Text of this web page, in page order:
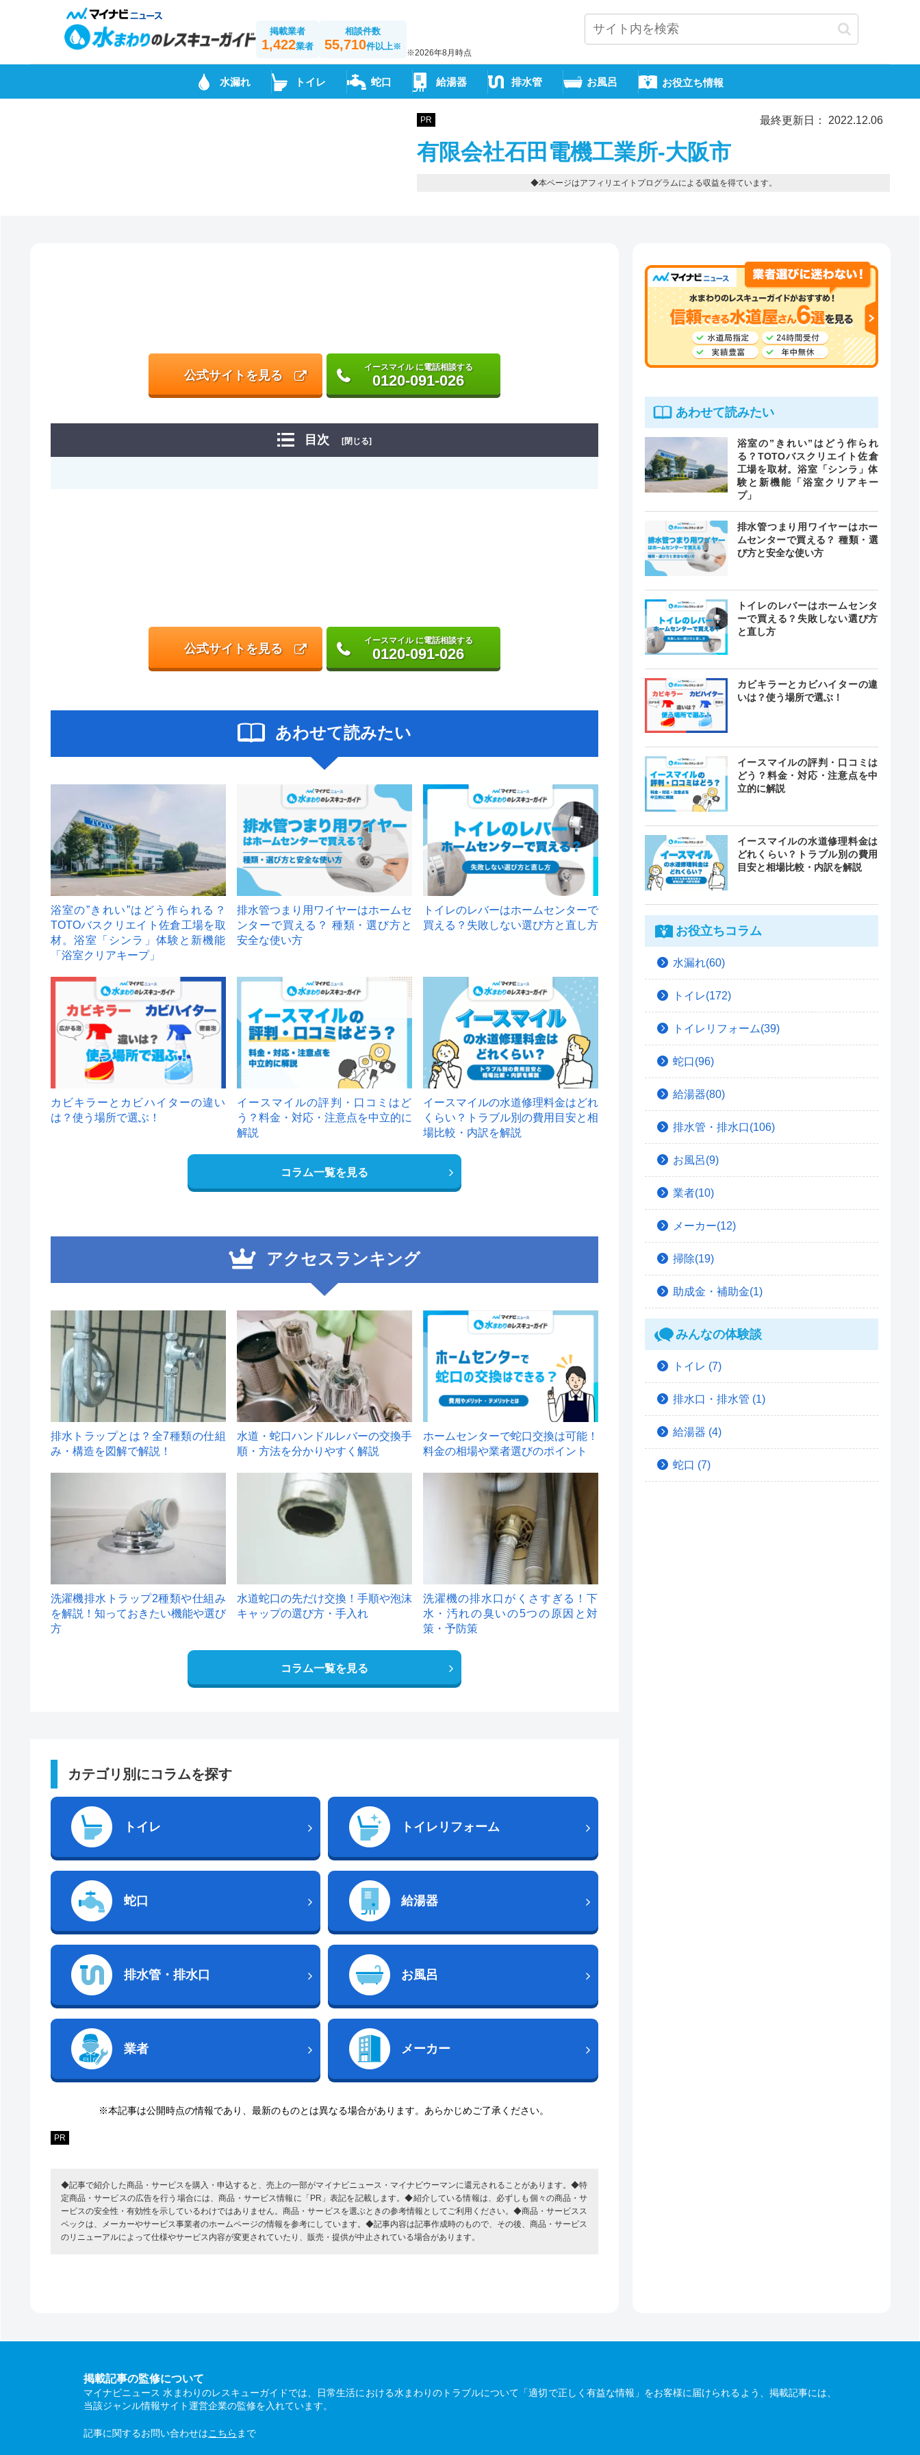
掲載業者
1,422業者
相談件数
55,710件以上※
※2026年8月時点
水漏れ トイレ 蛇口 給湯器 排水管 お風呂 お役立ち情報
PR 最終更新日： 2022.12.06
有限会社石田電機工業所-大阪市
◆本ページはアフィリエイトプログラムによる収益を得ています。
公式サイトを見る
イースマイル に電話相談する
0120-091-026
目次 [閉じる]
公式サイトを見る
イースマイル に電話相談する
0120-091-026
あわせて読みたい
浴室の”きれい”はどう作られる？
TOTOバスクリエイト佐倉工場を取
材。浴室「シンラ」体験と新機能
「浴室クリアキープ」
排水管つまり用ワイヤーはホームセ
ンターで買える？ 種類・選び方と
安全な使い方
トイレのレバーはホームセンターで
買える？失敗しない選び方と直し方
カビキラーとカビハイターの違い
は？使う場所で選ぶ！
イースマイルの評判・口コミはど
う？料金・対応・注意点を中立的に
解説
イースマイルの水道修理料金はどれ
くらい？トラブル別の費用目安と相
場比較・内訳を解説
コラム一覧を見る
アクセスランキング
1
排水トラップとは？全7種類の仕組
み・構造を図解で解説！
2
水道・蛇口ハンドルレバーの交換手
順・方法を分かりやすく解説
ホームセンターで蛇口交換は可能！
料金の相場や業者選びのポイント
洗濯機排水トラップ2種類や仕組み
を解説！知っておきたい機能や選び
方
水道蛇口の先だけ交換！手順や泡沫
キャップの選び方・手入れ
洗濯機の排水口がくさすぎる！下
水・汚れの臭いの5つの原因と対
策・予防策
コラム一覧を見る
カテゴリ別にコラムを探す
トイレ トイレリフォーム
蛇口 給湯器
排水管・排水口 お風呂
業者 メーカー
※本記事は公開時点の情報であり、最新のものとは異なる場合があります。あらかじめご了承ください。
PR
◆記事で紹介した商品・サービスを購入・申込すると、売上の一部がマイナビニュース・マイナビウーマンに還元されることがあります。◆特
定商品・サービスの広告を行う場合には、商品・サービス情報に「PR」表記を記載します。◆紹介している情報は、必ずしも個々の商品・サ
ービスの安全性・有効性を示しているわけではありません。商品・サービスを選ぶときの参考情報としてご利用ください。◆商品・サービスス
ペックは、メーカーやサービス事業者のホームページの情報を参考にしています。◆記事内容は記事作成時のもので、その後、商品・サービス
のリニューアルによって仕様やサービス内容が変更されていたり、販売・提供が中止されている場合があります。
あわせて読みたい
浴室の”きれい”はどう作られ
る？TOTOバスクリエイト佐倉
工場を取材。浴室「シンラ」体
験と新機能「浴室クリアキー
プ」
排水管つまり用ワイヤーはホー
ムセンターで買える？ 種類・選
び方と安全な使い方
トイレのレバーはホームセンタ
ーで買える？失敗しない選び方
と直し方
カビキラーとカビハイターの違
いは？使う場所で選ぶ！
イースマイルの評判・口コミは
どう？料金・対応・注意点を中
立的に解説
イースマイルの水道修理料金は
どれくらい？トラブル別の費用
目安と相場比較・内訳を解説
お役立ちコラム
水漏れ(60)
トイレ(172)
トイレリフォーム(39)
蛇口(96)
給湯器(80)
排水管・排水口(106)
お風呂(9)
業者(10)
メーカー(12)
掃除(19)
助成金・補助金(1)
みんなの体験談
トイレ (7)
排水口・排水管 (1)
給湯器 (4)
蛇口 (7)
掲載記事の監修について
マイナビニュース 水まわりのレスキューガイドでは、日常生活における水まわりのトラブルについて「適切で正しく有益な情報」をお客様に届けられるよう、掲載記事には、
当該ジャンル情報サイト運営企業の監修を入れています。
記事に関するお問い合わせはこちら まで